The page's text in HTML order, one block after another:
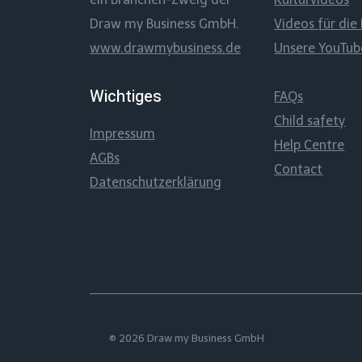
Draw my Business GmbH.
www.drawmybusiness.de
Wichtiges
Impressum
AGBs
Datenschutzerklärung
Videos für die
Unsere
FAQs
Child safety
Help Centre
Contact
© 2026 Draw my Business GmbH